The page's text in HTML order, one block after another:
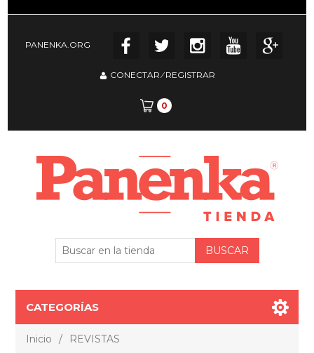
PANENKA.ORG
CONECTAR⁄REGISTRAR
0
CATEGORÍAS
Inicio / REVISTAS